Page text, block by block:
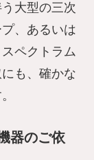
大型の三次
、あるいは
ペクトラム
も、確かな
器のご依